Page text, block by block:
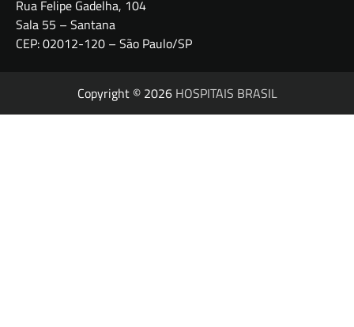
Rua Felipe Gadelha, 104
Sala 55 – Santana
CEP: 02012-120 – São Paulo/SP
Copyright © 2026 HOSPITAIS BRASIL